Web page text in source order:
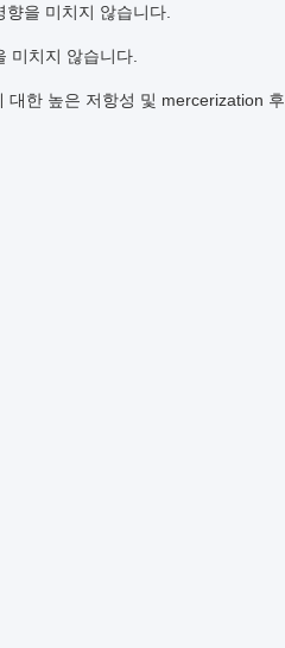
을 미치지 않습니다.
미치지 않습니다.
한 높은 저항성 및 mercerization